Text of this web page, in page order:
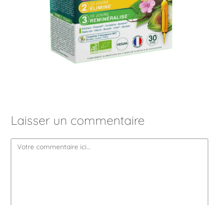
Laisser un commentaire